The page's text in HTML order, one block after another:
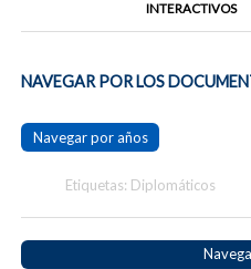
INTERACTIVOS
NAVEGAR POR LOS
Navegar por años
Etiquetas: Diplomáticos